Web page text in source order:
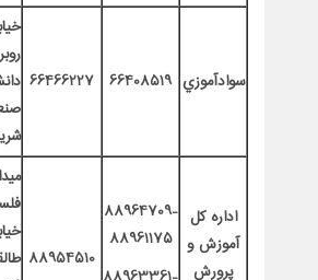
سوادآموزي 66408519
66466227
اداره کل
آموزش و
پرورش
88964709-
88961175
88954510